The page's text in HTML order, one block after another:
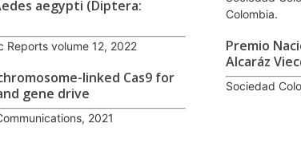
aegypti (Diptera:
Reports volume 12, 2022
linked Cas9 for
gene drive
2021
Colombia.
Premio
Alcaráz
Sociedad